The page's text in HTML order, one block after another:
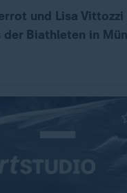
und Lisa
der Biathleten in